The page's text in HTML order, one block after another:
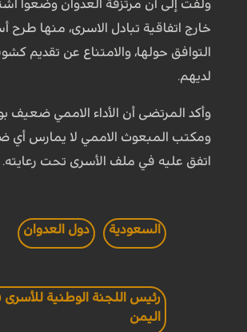
ولفت إلى أن مرتزقة العدوان وضعوا
خارج اتفاقية تبادل الاسرى، منها طرح
التوافق حولها، والامتناع عن تقديم
لديهم.
وأكد المرتضى أن الأداء الاممي ضعيف
ومكتب المبعوث الاممي لا يمارس أي
اتفق عليه في ملف الأسرى تحت رعايته.
السعودية دول العدوان
رئيس اللجنة الوطنية
اليمن